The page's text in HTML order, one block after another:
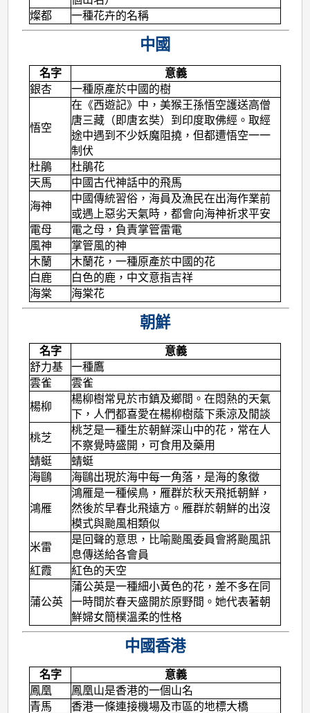
燦都
一種花卉的名稱
中國
名字
意義
銀杏
一種原產於中國的樹
悟空
在《西遊記》中，美猴王孫悟空護送高僧
唐三藏（即唐玄奘）到印度取佛經。取經
途中遇到不少妖魔阻撓，但都遭悟空一一
制伏
杜鵑
杜鵑花
天馬
中國古代神話中的飛馬
海神
中國傳統習俗，海員及漁民在出海作業前
或遇上惡劣天氣時，都會向海神祈求平安
電母
電之母，負責掌管雷電
風神
掌管風的神
木蘭
木蘭花，一種原產於中國的花
白鹿
白色的鹿，中文意指吉祥
海棠
海棠花
朝鮮
名字
意義
舒力基
一種鷹
雲雀
雲雀
楊柳
楊柳樹常見於市鎮及鄉間。在悶熱的天氣
下，人們都喜愛在楊柳樹蔭下乘涼及閒談
桃芝
桃芝是一種生於朝鮮深山中的花，常在人
不察覺時盛開，可食用及藥用
蜻蜓
蜻蜓
海鷗
海鷗出現於海中每一角落，是海的象徵
鴻雁
鴻雁是一種候鳥，雁群於秋天飛抵朝鮮，
然後於早春北飛遠方。雁群於朝鮮的出沒
模式與颱風相類似
米雷
是回聲的意思，比喻颱風委員會將颱風訊
息傳送給各會員
紅霞
紅色的天空
蒲公英
蒲公英是一種細小黃色的花，差不多在同
一時間於春天盛開於原野間。她代表著朝
鮮婦女簡樸溫柔的性格
中國香港
名字
意義
鳳凰
鳳凰山是香港的一個山名
青馬
香港一條連接機場及市區的地標大橋